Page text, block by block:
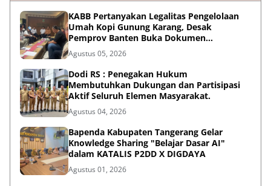
KABB Pertanyakan Legalitas Pengelolaan
Umah Kopi Gunung Karang, Desak
Pemprov Banten Buka Dokumen
Pengelolaan Aset
Agustus 05, 2026
Dodi RS : Penegakan Hukum
Membutuhkan Dukungan dan Partisipasi
Aktif Seluruh Elemen Masyarakat.
Agustus 04, 2026
Bapenda Kabupaten Tangerang Gelar
Knowledge Sharing "Belajar Dasar AI"
dalam KATALIS P2DD X DIGDAYA
Agustus 01, 2026